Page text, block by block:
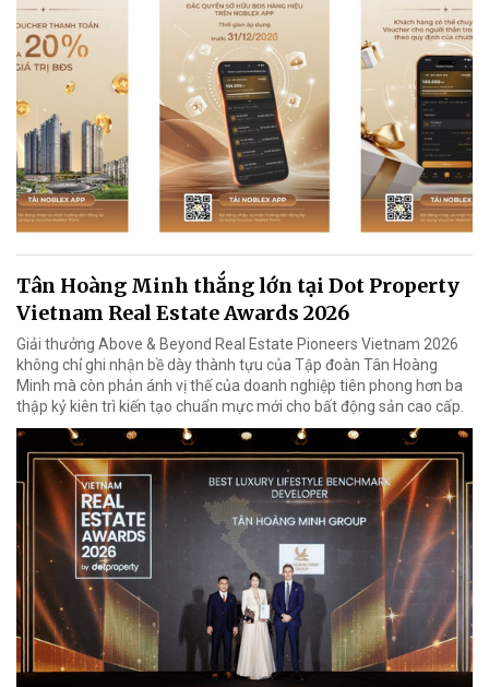
Tân Hoàng Minh thắng lớn tại Dot Property
Vietnam Real Estate Awards 2026
Giải thưởng Above & Beyond Real Estate Pioneers Vietnam 2026
không chỉ ghi nhận bề dày thành tựu của Tập đoàn Tân Hoàng
Minh mà còn phản ánh vị thế của doanh nghiệp tiên phong hơn ba
thập kỷ kiên trì kiến tạo chuẩn mực mới cho bất động sản cao cấp.